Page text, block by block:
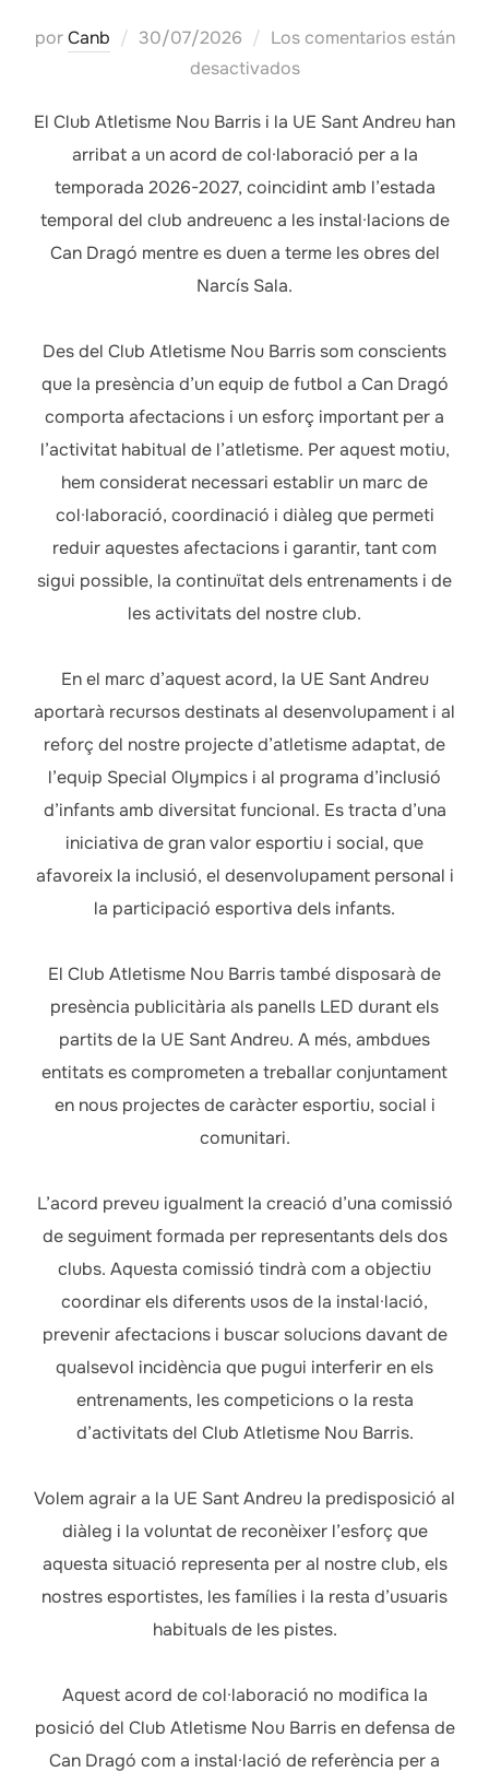
porCanb
Publicado
30/07/2026
Los comentarios están
desactivados
El Club Atletisme Nou Barris i la UE Sant Andreu han
arribat a un acord de col·laboració per a la
temporada 2026-2027, coincidint amb l’estada
temporal del club andreuenc a les instal·lacions de
Can Dragó mentre es duen a terme les obres del
Narcís Sala.
Des del Club Atletisme Nou Barris som conscients
que la presència d’un equip de futbol a Can Dragó
comporta afectacions i un esforç important per a
l’activitat habitual de l’atletisme. Per aquest motiu,
hem considerat necessari establir un marc de
col·laboració, coordinació i diàleg que permeti
reduir aquestes afectacions i garantir, tant com
sigui possible, la continuïtat dels entrenaments i de
les activitats del nostre club.
En el marc d’aquest acord, la UE Sant Andreu
aportarà recursos destinats al desenvolupament i al
reforç del nostre projecte d’atletisme adaptat, de
l’equip Special Olympics i al programa d’inclusió
d’infants amb diversitat funcional. Es tracta d’una
iniciativa de gran valor esportiu i social, que
afavoreix la inclusió, el desenvolupament personal i
la participació esportiva dels infants.
El Club Atletisme Nou Barris també disposarà de
presència publicitària als panells LED durant els
partits de la UE Sant Andreu. A més, ambdues
entitats es comprometen a treballar conjuntament
en nous projectes de caràcter esportiu, social i
comunitari.
L’acord preveu igualment la creació d’una comissió
de seguiment formada per representants dels dos
clubs. Aquesta comissió tindrà com a objectiu
coordinar els diferents usos de la instal·lació,
prevenir afectacions i buscar solucions davant de
qualsevol incidència que pugui interferir en els
entrenaments, les competicions o la resta
d’activitats del Club Atletisme Nou Barris.
Volem agrair a la UE Sant Andreu la predisposició al
diàleg i la voluntat de reconèixer l’esforç que
aquesta situació representa per al nostre club, els
nostres esportistes, les famílies i la resta d’usuaris
habituals de les pistes.
Aquest acord de col·laboració no modifica la
posició del Club Atletisme Nou Barris en defensa de
Can Dragó com a instal·lació de referència per a